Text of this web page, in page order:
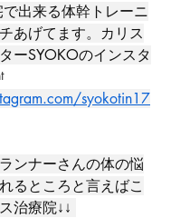
あげてます。カリス
ーSYOKOのインスタ
syokotin17
ンナーさんの体の悩
るところと言えばこ
治療院↓↓